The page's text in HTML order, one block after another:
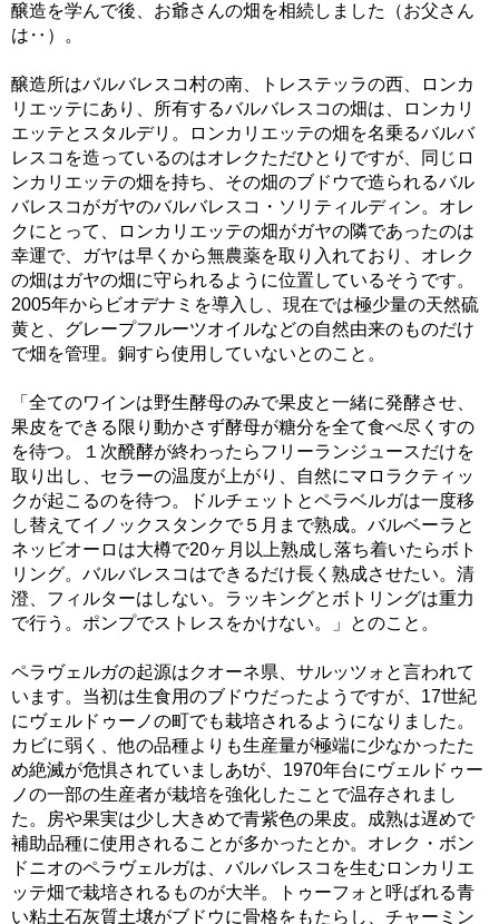
醸造を学んで後、お爺さんの畑を相続しました（お父さん
は‥）。
醸造所はバルバレスコ村の南、トレステッラの西、ロンカ
リエッテにあり、所有するバルバレスコの畑は、ロンカリ
エッテとスタルデリ。ロンカリエッテの畑を名乗るバルバ
レスコを造っているのはオレクただひとりですが、同じロ
ンカリエッテの畑を持ち、その畑のブドウで造られるバル
バレスコがガヤのバルバレスコ・ソリティルディン。オレ
クにとって、ロンカリエッテの畑がガヤの隣であったのは
幸運で、ガヤは早くから無農薬を取り入れており、オレク
の畑はガヤの畑に守られるように位置しているそうです。
2005年からビオデナミを導入し、現在では極少量の天然硫
黄と、グレープフルーツオイルなどの自然由来のものだけ
で畑を管理。銅すら使用していないとのこと。
「全てのワインは野生酵母のみで果皮と一緒に発酵させ、
果皮をできる限り動かさず酵母が糖分を全て食べ尽くすの
を待つ。１次醗酵が終わったらフリーランジュースだけを
取り出し、セラーの温度が上がり、自然にマロラクティッ
クが起こるのを待つ。ドルチェットとペラベルガは一度移
し替えてイノックスタンクで５月まで熟成。バルベーラと
ネッビオーロは大樽で20ヶ月以上熟成し落ち着いたらボト
リング。バルバレスコはできるだけ長く熟成させたい。清
澄、フィルターはしない。ラッキングとボトリングは重力
で行う。ポンプでストレスをかけない。」とのこと。
ペラヴェルガの起源はクオーネ県、サルッツォと言われて
います。当初は生食用のブドウだったようですが、17世紀
にヴェルドゥーノの町でも栽培されるようになりました。
カビに弱く、他の品種よりも生産量が極端に少なかったた
め絶滅が危惧されていましあtが、1970年台にヴェルドゥー
ノの一部の生産者が栽培を強化したことで温存されまし
た。房や果実は少し大きめで青紫色の果皮。成熟は遅めで
補助品種に使用されることが多かったとか。オレク・ボン
ドニオのペラヴェルガは、バルバレスコを生むロンカリエ
ッテ畑で栽培されるものが大半。トゥーフォと呼ばれる青
い粘土石灰質土壌がブドウに骨格をもたらし、チャーミン